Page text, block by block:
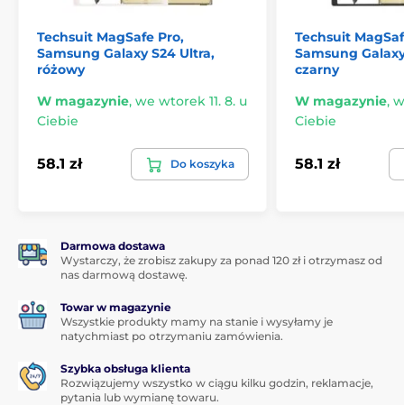
Techsuit MagSafe Pro,
Samsung Galaxy S24 Ultra,
różowy
W magazynie, we wtorek 11. 8. u
Ciebie
58.1 zł Do koszyka
Techsuit
Samsung
czarny
W magazynie,
Ciebie
58.1 zł
Darmowa dostawa
Wystarczy, że zrobisz zakupy za ponad 120 zł i otrzymasz od
nas darmową dostawę.
Towar w magazynie
Wszystkie produkty mamy na stanie i wysyłamy je
natychmiast po otrzymaniu zamówienia.
Szybka obsługa klienta
Rozwiązujemy wszystko w ciągu kilku godzin, reklamacje,
pytania lub wymianę towaru.